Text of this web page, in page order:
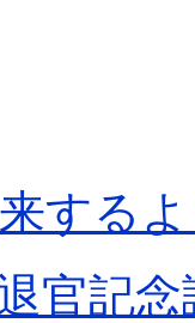
するよ
官記念